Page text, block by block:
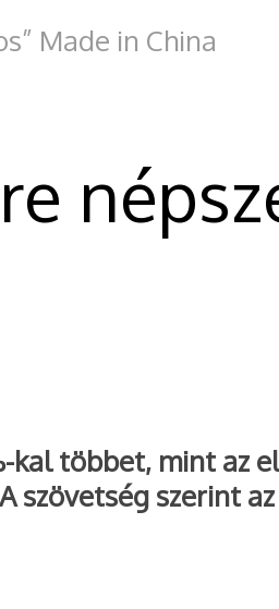
Made in China
többet, mint az
szövetség szerint